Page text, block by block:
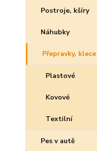
Postroje, kšíry
Náhubky
Přepravky, klece
Plastové
Kovové
Textilní
Pes v autě